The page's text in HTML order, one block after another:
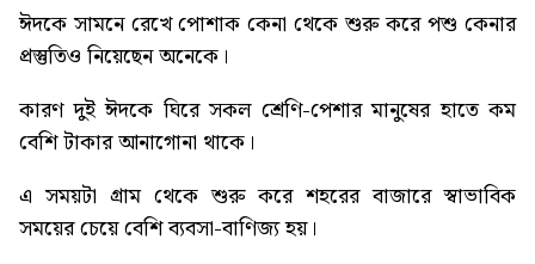
ঈদকে সামনে রেখে পোশাক কেনা থেকে শুরু করে পশু কেনার
প্রস্তুতিও নিয়েছেন অনেকে।
কারণ দুই ঈদকে ঘিরে সকল শ্রেণি-পেশার মানুষের হাতে কম
বেশি টাকার আনাগোনা থাকে।
এ সময়টা গ্রাম থেকে শুরু করে শহরের বাজারে স্বাভাবিক
সময়ের চেয়ে বেশি ব্যবসা-বাণিজ্য হয়।